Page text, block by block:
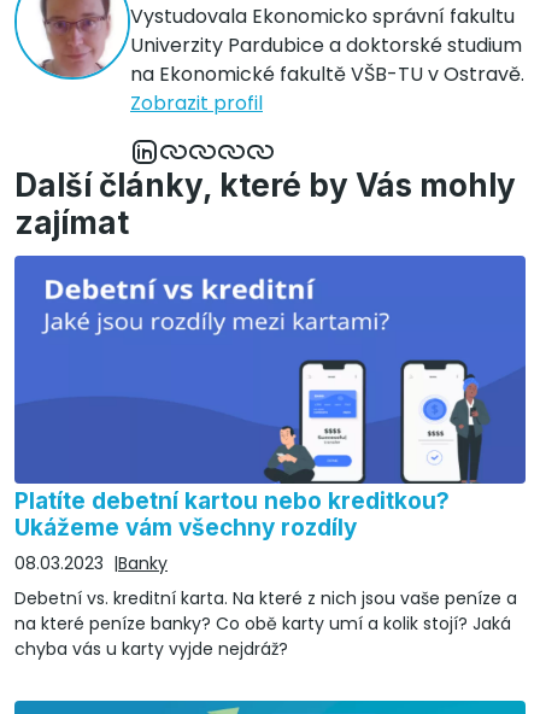
Vystudovala Ekonomicko správní fakultu
Univerzity Pardubice a doktorské studium
na Ekonomické fakultě VŠB-TU v Ostravě.
Zobrazit profil
Další články, které by Vás mohly
zajímat
Platíte debetní kartou nebo kreditkou?
Ukážeme vám všechny rozdíly
08.03.2023
Banky
Debetní vs. kreditní karta. Na které z nich jsou vaše peníze a
na které peníze banky? Co obě karty umí a kolik stojí? Jaká
chyba vás u karty vyjde nejdráž?